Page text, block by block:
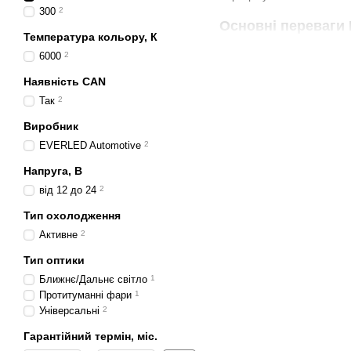
Основні
300 2
Температура кольору, К
6000 2
Наявність CAN
Так 2
Виробник
EVERLED Automotive 2
Напруга, В
від 12 до 24 2
Тип охолодження
Активне 2
Тип оптики
Ближнє/Дальнє світло 1
Протитуманні фари 1
Універсальні 2
Гарантійний термін, міс.